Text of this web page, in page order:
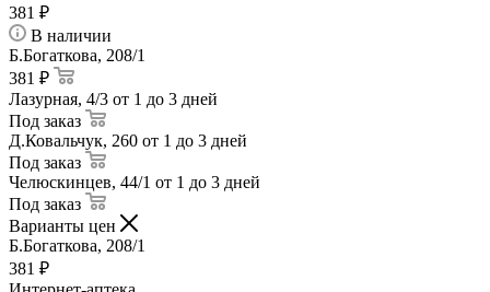
381 ₽
В наличии
Б.Богаткова, 208/1
381 ₽
Лазурная, 4/3 от 1 до 3 дней
Под заказ
Д.Ковальчук, 260 от 1 до 3 дней
Под заказ
Челюскинцев, 44/1 от 1 до 3 дней
Под заказ
Варианты цен
Б.Богаткова, 208/1
381 ₽